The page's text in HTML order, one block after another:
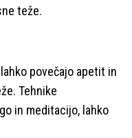
teže.
povečajo apetit in
Tehnike
in meditacijo, lahko